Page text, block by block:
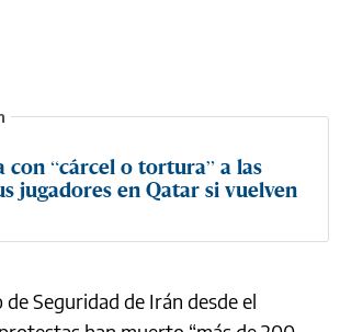
con “cárcel o tortura” a las
jugadores en Qatar si vuelven
de Seguridad de Irán desde el